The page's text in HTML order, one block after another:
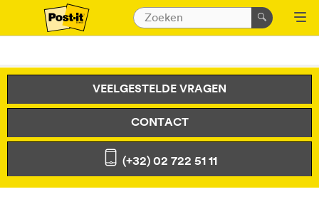
VEELGESTELDE VRAGEN
CONTACT
(+32) 02 722 51 11